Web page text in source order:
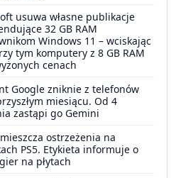
usuwa własne publikacje
32 GB RAM
Windows 11 – wciskając
tym komputery z 8 GB RAM
cenach
Google zniknie z telefonów
miesiącu. Od 4
zastąpi go Gemini
ostrzeżenia na
PS5. Etykieta informuje o
na płytach